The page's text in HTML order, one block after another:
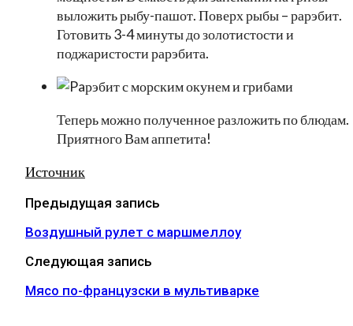
выложить рыбу-пашот. Поверх рыбы – рарэбит.
Готовить 3-4 минуты до золотистости и
поджаристости рарэбита.
Теперь можно полученное разложить по блюдам.
Приятного Вам аппетита!
Источник
Предыдущая запись
Воздушный рулет с маршмеллоу
Следующая запись
Мясо по-французски в мультиварке